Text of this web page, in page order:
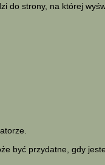
do strony, na której
być przydatne, gdy